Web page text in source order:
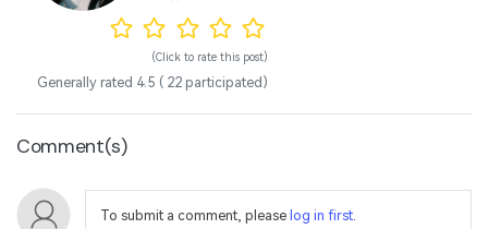
(Click to rate this post)
Generally rated 4.5 ( 22 participated)
Comment(s)
To submit a comment, pleaselog in first.